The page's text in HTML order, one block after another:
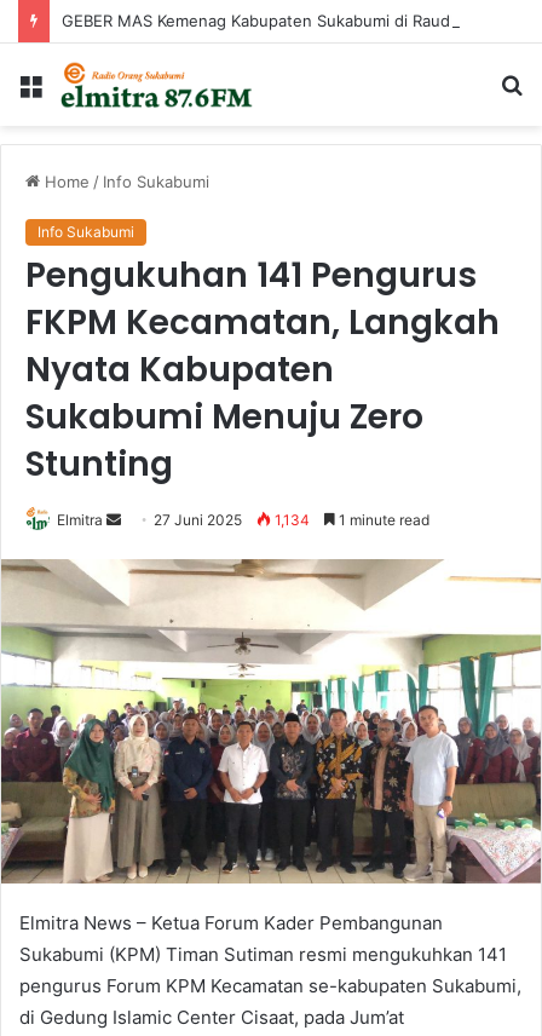
Menu
Home / Info Sukabumi
Info Sukabumi
Pengukuhan 141 Pengurus
FKPM Kecamatan, Langkah
Nyata Kabupaten
Sukabumi Menuju Zero
Stunting
Elmitra
Send
email
27 Juni 2025 1,134 1 minute read
Elmitra News – Ketua Forum Kader Pembangunan
Sukabumi (KPM) Timan Sutiman resmi mengukuhkan 141
pengurus Forum KPM Kecamatan se-kabupaten Sukabumi,
di Gedung Islamic Center Cisaat, pada Jum’at